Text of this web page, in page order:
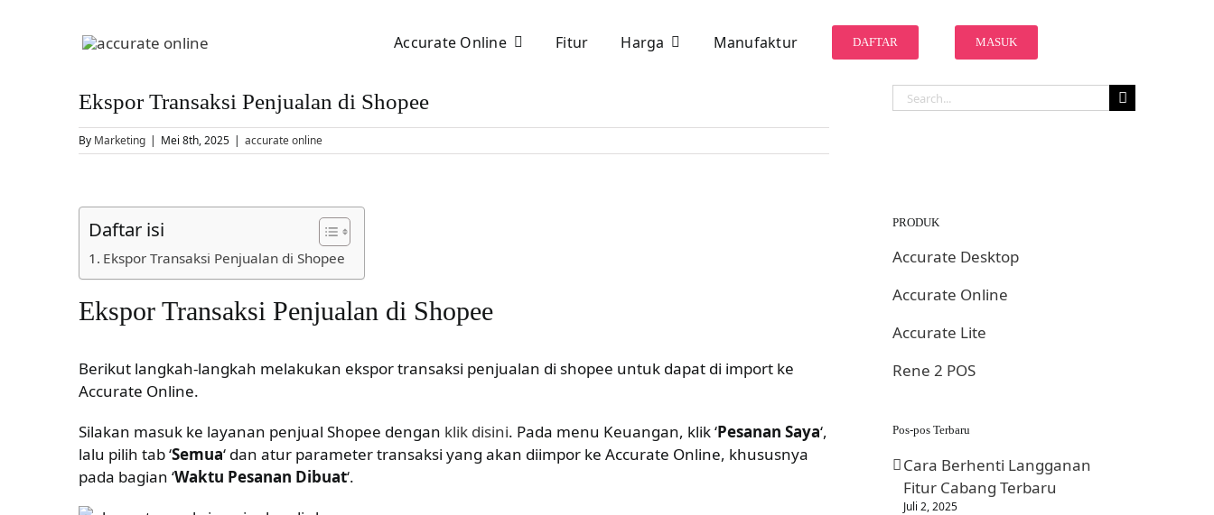
Accurate Online Fitur Harga Manufaktur DAFTAR MASUK
Ekspor Transaksi Penjualan di Shopee
By Marketing | Mei 8th, 2025 | accurate online
Larger
Image
Daftar isi
Ekspor Transaksi Penjualan di Shopee
Ekspor Transaksi Penjualan di Shopee
Berikut langkah-langkah melakukan ekspor transaksi penjualan di shopee untuk dapat di import ke
Accurate Online.
Silakan masuk ke layanan penjual Shopee dengan klik disini. Pada menu Keuangan, klik ‘Pesanan Saya‘,
lalu pilih tab ‘Semua‘ dan atur parameter transaksi yang akan diimpor ke Accurate Online, khususnya
pada bagian ‘Waktu Pesanan Dibuat‘.
Search
for:
PRODUK
Accurate Desktop
Accurate Online
Accurate Lite
Rene 2 POS
Pos-pos Terbaru
Cara Berhenti Langganan
Fitur Cabang Terbaru
Juli 2, 2025